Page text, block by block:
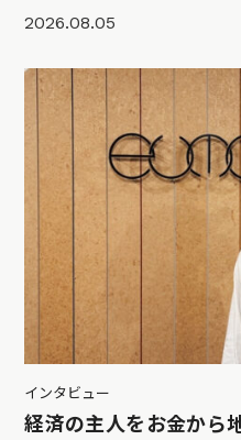
2026.08.05
インタビュー
経済の主人をお金から